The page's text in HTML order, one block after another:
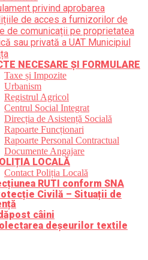
privind aprobarea
de acces a furnizorilor de
de comunicații pe proprietatea
sau privată a UAT Municipiul
NECESARE ȘI FORMULARE
Taxe și Impozite
Urbanism
Registrul Agricol
Centrul Social Integrat
Direcția de Asistență Socială
Rapoarte Funcționari
Rapoarte Personal Contractual
Documente Angajare
LOCALĂ
Contact Poliția Locală
RUTI conform SNA
Civilă – Situații de
câini
deșeurilor textile